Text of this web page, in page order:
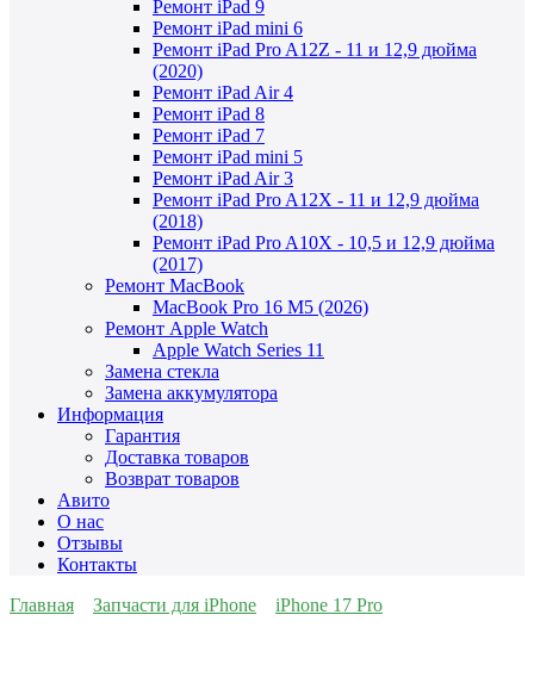
Ремонт iPad 9
Ремонт iPad mini 6
Ремонт iPad Pro A12Z - 11 и 12,9 дюйма
(2020)
Ремонт iPad Air 4
Ремонт iPad 8
Ремонт iPad 7
Ремонт iPad mini 5
Ремонт iPad Air 3
Ремонт iPad Pro A12X - 11 и 12,9 дюйма
(2018)
Ремонт iPad Pro A10X - 10,5 и 12,9 дюйма
(2017)
Ремонт MacBook
MacBook Pro 16 M5 (2026)
Ремонт Apple Watch
Apple Watch Series 11
Замена стекла
Замена аккумулятора
Информация
Гарантия
Доставка товаров
Возврат товаров
Авито
О нас
Отзывы
Контакты
Главная
Запчасти для iPhone iPhone 17 Pro